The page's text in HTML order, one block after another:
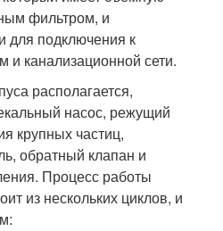
фильтром, и
для подключения к
и канализационной сети.
располагается,
насос, режущий
крупных частиц,
обратный клапан и
Процесс работы
из нескольких циклов, и